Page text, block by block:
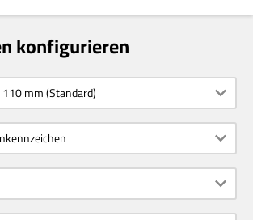
konfigurieren